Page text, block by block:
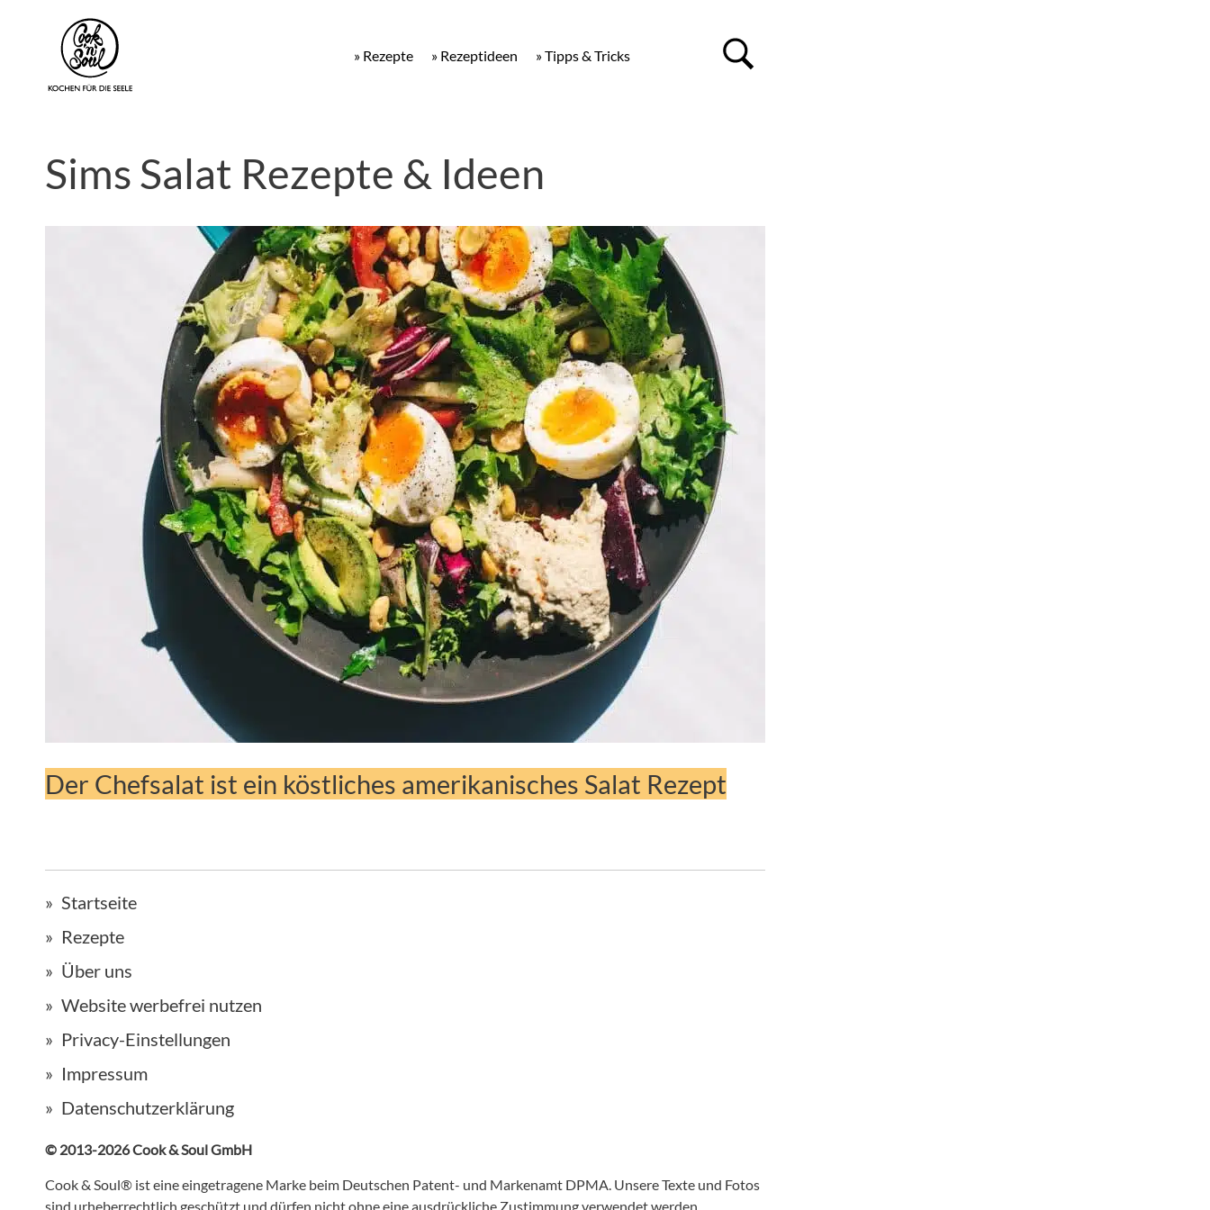
» Tipps & Tricks
» Rezeptideen
» Rezepte
Sims Salat Rezepte & Ideen
Der Chefsalat ist ein köstliches amerikanisches Salat Rezept
Startseite
Rezepte
Über uns
Website werbefrei nutzen
Privacy-Einstellungen
Impressum
Datenschutzerklärung
© 2013-2026 Cook & Soul GmbH
Cook & Soul® ist eine eingetragene Marke beim Deutschen Patent- und Markenamt DPMA. Unsere Texte und Fotos
sind urheberrechtlich geschützt und dürfen nicht ohne eine ausdrückliche Zustimmung verwendet werden.